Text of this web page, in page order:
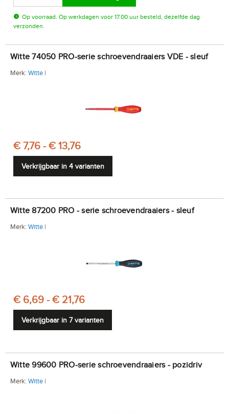
Op voorraad. Op werkdagen voor 17.00 uur besteld, dezelfde dag
verzonden.
Witte 74050 PRO-serie schroevendraaiers VDE - sleuf
Merk: Witte |
€ 7,76 - € 13,76
Verkrijgbaar in 4 varianten
Witte 87200 PRO - serie schroevendraaiers - sleuf
Merk: Witte |
€ 6,69 - € 21,76
Verkrijgbaar in 7 varianten
Witte 99600 PRO-serie schroevendraaiers - pozidriv
Merk: Witte |